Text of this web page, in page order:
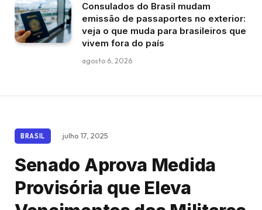
Consulados do Brasil mudam
emissão de passaportes no exterior:
veja o que muda para brasileiros que
vivem fora do país
agosto 6, 2026
BRASIL julho 17, 2025
Senado Aprova Medida
Provisória que Eleva